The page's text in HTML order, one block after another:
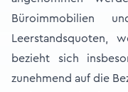
Büroimmobilien
Leerstandsquoten,
bezieht sich
zunehmend auf die